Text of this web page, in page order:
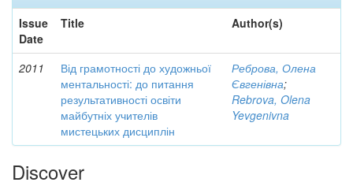
Issue
Date
Title Author(s)
2011
Від грамотності до художньої
ментальності: до питання
результативності освіти
майбутніх учителів
мистецьких дисциплін
Реброва, Олена
Євгенівна;
Rebrova, Olena
Yevgenivna
Discover